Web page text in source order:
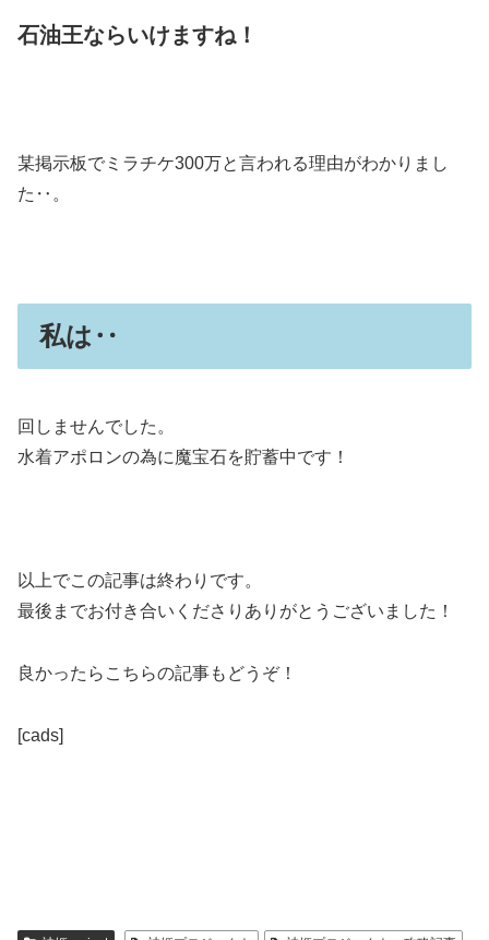
石油王ならいけますね！
某掲示板でミラチケ300万と言われる理由がわかりまし
た‥。
私は‥
回しませんでした。
水着アポロンの為に魔宝石を貯蓄中です！
以上でこの記事は終わりです。
最後までお付き合いくださりありがとうございました！
良かったらこちらの記事もどうぞ！
[cads]